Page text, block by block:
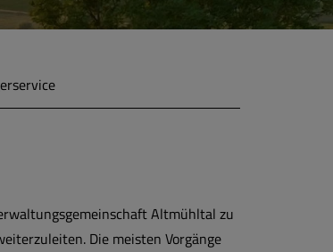
Altmühltal zu
Die meisten Vorgänge